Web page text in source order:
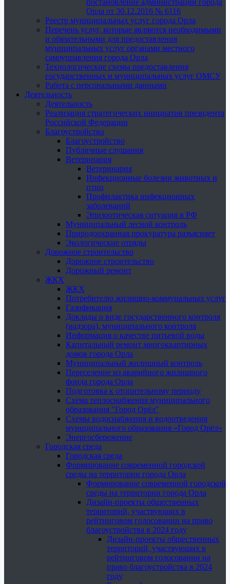
постановление администрации города
Орла от 30.12.2016 № 6116
Реестр муниципальных услуг города Орла
Перечень услуг, которые являются необходимыми
и обязательными для предоставления
муниципальных услуг органами местного
самоуправления города Орла
Технологические схемы предоставления
государственных и муниципальных услуг ОМСУ
Работа с персональными данными
Деятельность
Деятельность
Реализация стратегических инициатив президента
Российской Федерации
Благоустройство
Благоустройство
Публичные слушания
Ветеринария
Ветеринария
Инфекционные болезни животных и
птиц
Профилактика инфекционных
заболеваний
Эпизоотическая ситуация в РФ
Муниципальный лесной контроль
Природоохранная прокуратура разъясняет
Экологические отряды
Дорожное строительство
Дорожное строительство
Дорожный ремонт
ЖКХ
ЖКХ
Потребителю жилищно-коммунальных услуг
Газификация
Доклады о виде государственного контроля
(надзора), муниципального контроля
Информация о качестве питьевой воды
Капитальный ремонт многоквартирных
домов города Орла
Муниципальный жилищный контроль
Переселение из аварийного жилищного
фонда города Орла
Подготовка к отопительному периоду
Схема теплоснабжения муниципального
образования "Город Орёл"
Схемы водоснабжения и водоотведения
муниципального образования «Город Орёл»
Энергосбережение
Городская среда
Городская среда
Формирование современной городской
среды на территории города Орла
Формирование современной городской
среды на территории города Орла
Дизайн-проекты общественных
территорий, участвующих в
рейтинговом голосовании на право
благоустройства в 2024 году
Дизайн-проекты общественных
территорий, участвующих в
рейтинговом голосовании на
право благоустройства в 2024
году